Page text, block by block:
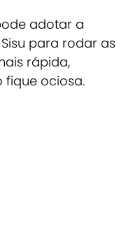
adotar a
para rodar as
rápida,
ociosa.